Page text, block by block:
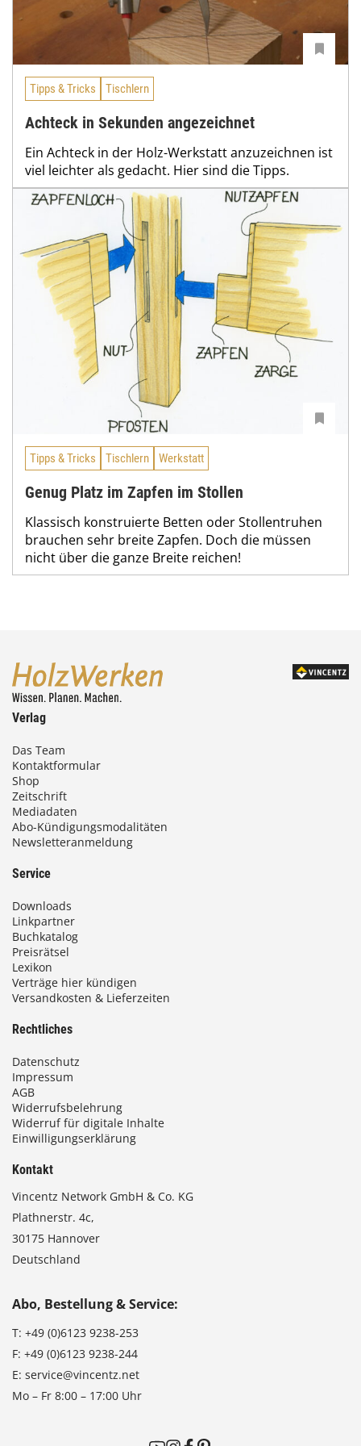
Tipps & Tricks Tischlern
Achteck in Sekunden angezeichnet
Ein Achteck in der Holz-Werkstatt anzuzeichnen ist
viel leichter als gedacht. Hier sind die Tipps.
Tipps & Tricks Tischlern Werkstatt
Genug Platz im Zapfen im Stollen
Klassisch konstruierte Betten oder Stollentruhen
brauchen sehr breite Zapfen. Doch die müssen
nicht über die ganze Breite reichen!
Verlag
Das Team
Kontaktformular
Shop
Zeitschrift
Mediadaten
Abo-Kündigungsmodalitäten
Newsletteranmeldung
Service
Downloads
Linkpartner
Buchkatalog
Preisrätsel
Lexikon
Verträge hier kündigen
Versandkosten & Lieferzeiten
Rechtliches
Datenschutz
Impressum
AGB
Widerrufsbelehrung
Widerruf für digitale Inhalte
Einwilligungserklärung
Kontakt
Vincentz Network GmbH & Co. KG
Plathnerstr. 4c,
30175 Hannover
Deutschland
Abo, Bestellung & Service:
T: +49 (0)6123 9238-253
F: +49 (0)6123 9238-244
E: service@vincentz.net
Mo – Fr 8:00 – 17:00 Uhr